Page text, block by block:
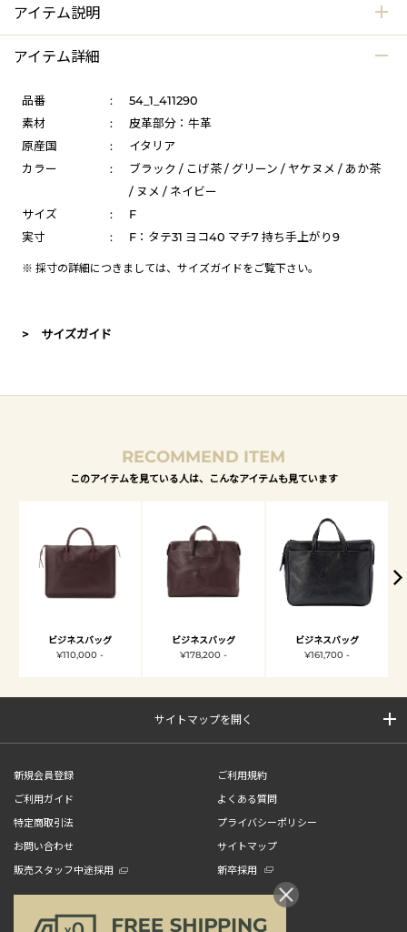
アイテム説明
アイテム詳細
品番 :
54_1_411290
素材
:
皮革部分：牛革
原産国
:
イタリア
カラー
:
ブラック / こげ茶 / グリーン / ヤケヌメ / あか茶
/ ヌメ / ネイビー
サイズ
:
F
実寸
: F：タテ31 ヨコ40 マチ7 持ち手上がり9
※ 採寸の詳細につきましては、 サイズガイドをご覧下さい。
> サイズガイド
RECOMMEND ITEM
このアイテムを見ている人は、こんなアイテムも見ています
ビジネスバッグ
¥110,000 -
ビジネスバッグ
¥178,200 -
ビジネスバッグ
¥161,700 -
サイトマップを開く
新規会員登録
ご利用規約
ご利用ガイド
よくある質問
特定商取引法
プライバシーポリシー
お問い合わせ
サイトマップ
販売スタッフ中途採用
新卒採用